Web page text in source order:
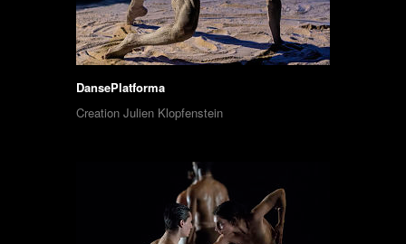
DansePlatforma
Creation Julien Klopfenstein